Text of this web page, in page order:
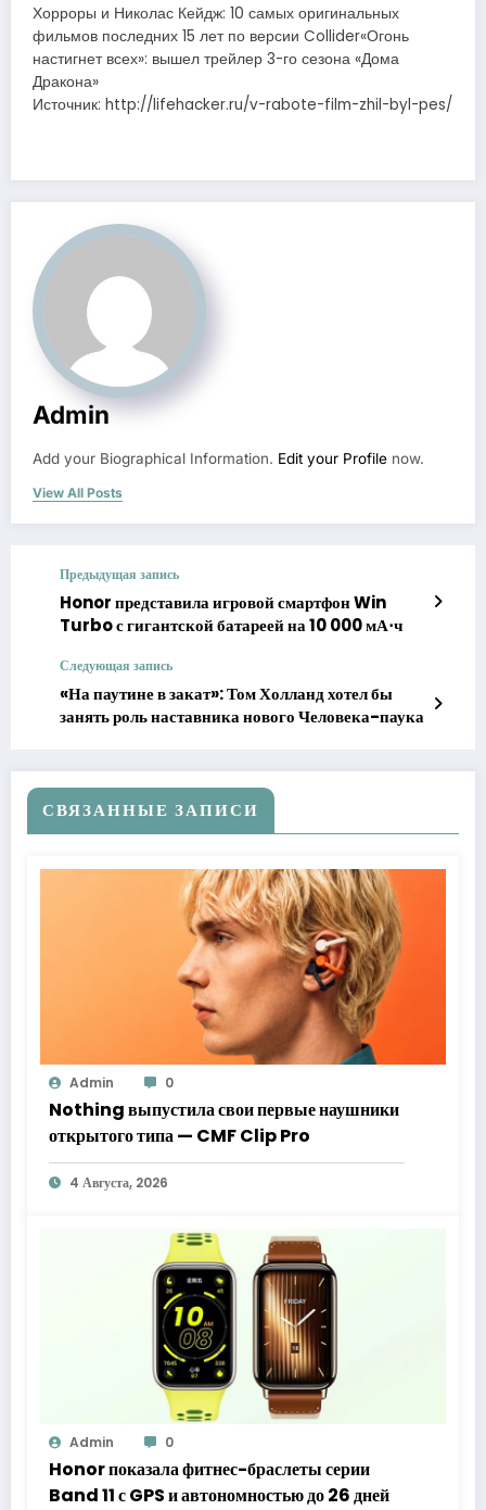
Хорроры и Николас Кейдж: 10 самых оригинальных
фильмов последних 15 лет по версии Collider«Огонь
настигнет всех»: вышел трейлер 3-го сезона «Дома
Дракона»
Источник: http://lifehacker.ru/v-rabote-film-zhil-byl-pes/
Admin
Add your Biographical Information. Edit your Profile now.
View All Posts
Предыдущая запись
Honor представила игровой смартфон Win
Turbo с гигантской батареей на 10 000 мА⋅ч
Следующая запись
«На паутине в закат»: Том Холланд хотел бы
занять роль наставника нового Человека-паука
СВЯЗАННЫЕ ЗАПИСИ
Admin 0
Nothing выпустила свои первые наушники
открытого типа — CMF Clip Pro
4 Августа, 2026
Admin 0
Honor показала фитнес-браслеты серии
Band 11 с GPS и автономностью до 26 дней